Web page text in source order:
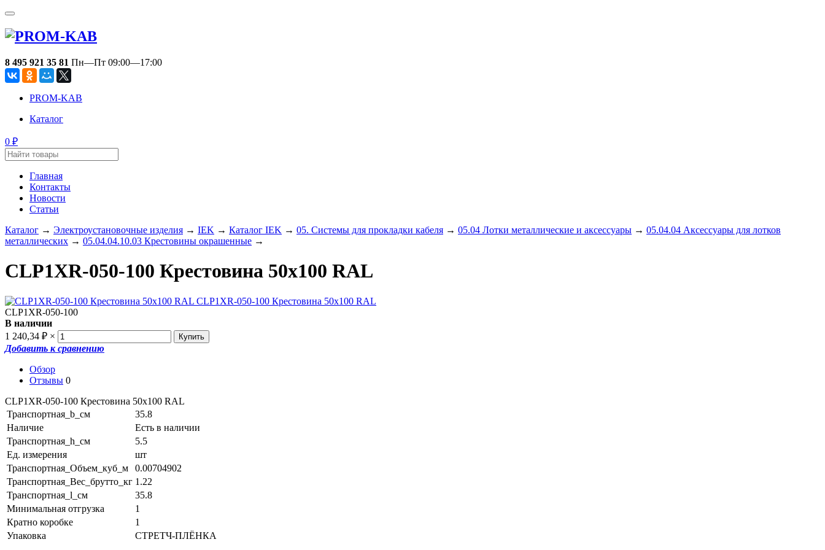
8 495 921 35 81 Пн—Пт 09:00—17:00
PROM-KAB
Каталог
0 ₽
Главная
Контакты
Новости
Статьи
Каталог → Электроустановочные изделия → IEK → Каталог IEK → 05. Системы для прокладки кабеля → 05.04 Лотки металлические и аксессуары → 05.04.04 Аксессуары для лотков
металлических → 05.04.04.10.03 Крестовины окрашенные →
CLP1XR-050-100 Крестовина 50х100 RAL
CLP1XR-050-100
В наличии
1 240,34 ₽ ×
Добавить к сравнению
Обзор
Отзывы 0
CLP1XR-050-100 Крестовина 50х100 RAL
Транспортная_b_см
35.8
Наличие
Есть в наличии
Транспортная_h_см
5.5
Ед. измерения
шт
Транспортная_Объем_куб_м
0.00704902
Транспортная_Вес_брутто_кг 1.22
Транспортная_l_см
35.8
Минимальная отгрузка
1
Кратно коробке
1
Упаковка
СТРЕТЧ-ПЛЁНКА